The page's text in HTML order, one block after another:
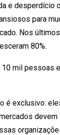
e desperdício
para
Nos
80%.
10 mil pessoas
é exclusivo: